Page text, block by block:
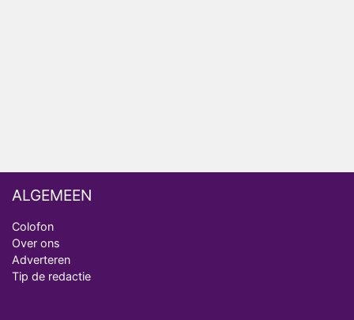
ALGEMEEN
Colofon
Over ons
Adverteren
Tip de redactie